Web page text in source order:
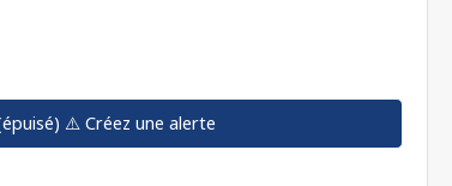
⚠️ Créez une alerte